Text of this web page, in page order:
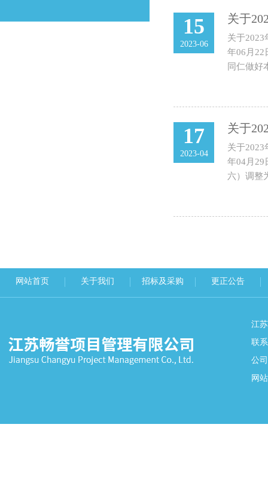
15
2023-06
关于
关于2023
年06月22
同仁做好
17
2023-04
关于
关于2023
年04月29
六）调整
网站首页 关于我们 招标及采购 更正公告
江
联
公
网